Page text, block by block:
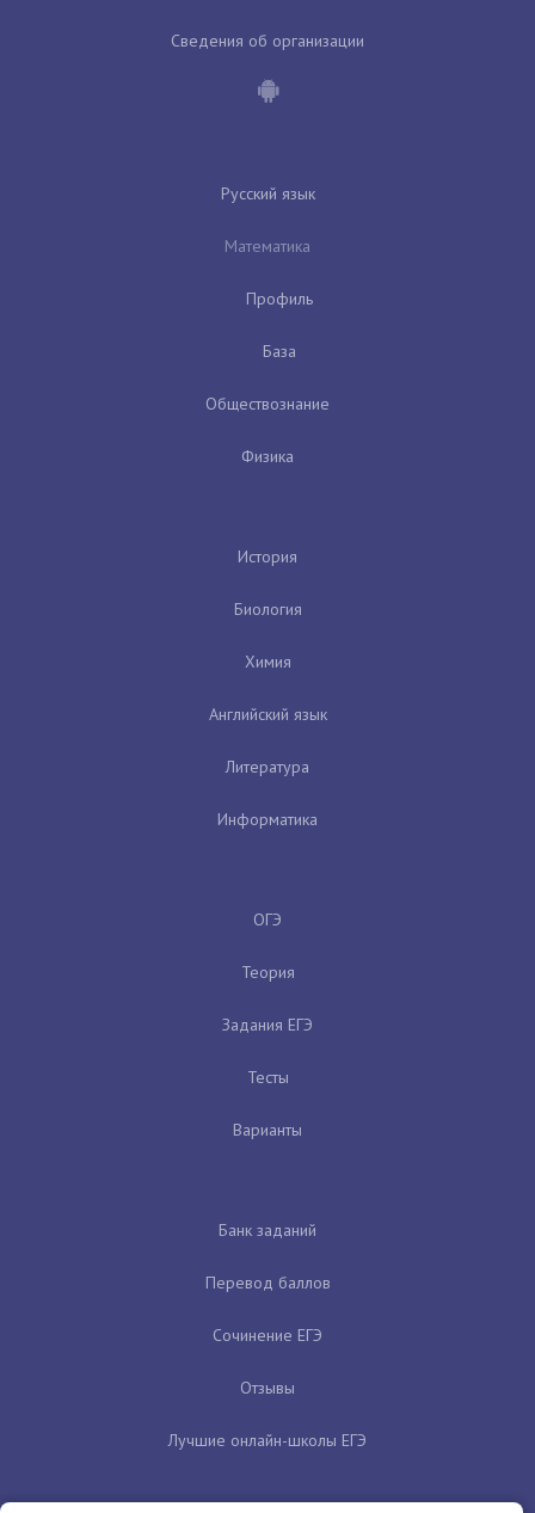
Сведения об организации
Русский язык
Математика
Профиль
База
Обществознание
Физика
История
Биология
Химия
Английский язык
Литература
Информатика
ОГЭ
Теория
Задания ЕГЭ
Тесты
Варианты
Банк заданий
Перевод баллов
Сочинение ЕГЭ
Отзывы
Лучшие онлайн-школы ЕГЭ